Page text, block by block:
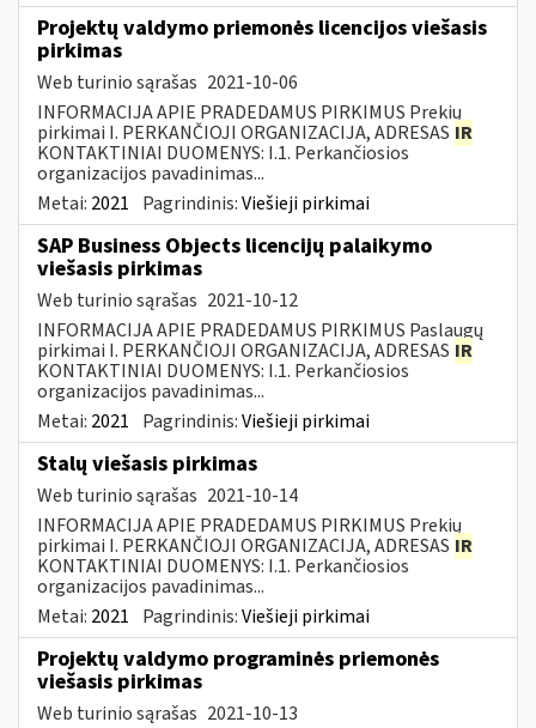
Projektų valdymo priemonės licencijos viešasis
pirkimas
Web turinio sąrašas 2021-10-06
INFORMACIJA APIE PRADEDAMUS PIRKIMUS Prekių
pirkimai I. PERKANČIOJI ORGANIZACIJA, ADRESAS IR
KONTAKTINIAI DUOMENYS: I.1. Perkančiosios
organizacijos pavadinimas...
Metai: 2021 Pagrindinis:Viešieji pirkimai
SAP Business Objects licencijų palaikymo
viešasis pirkimas
Web turinio sąrašas 2021-10-12
INFORMACIJA APIE PRADEDAMUS PIRKIMUS Paslaugų
pirkimai I. PERKANČIOJI ORGANIZACIJA, ADRESAS IR
KONTAKTINIAI DUOMENYS: I.1. Perkančiosios
organizacijos pavadinimas...
Metai: 2021 Pagrindinis:Viešieji pirkimai
Stalų viešasis pirkimas
Web turinio sąrašas 2021-10-14
INFORMACIJA APIE PRADEDAMUS PIRKIMUS Prekių
pirkimai I. PERKANČIOJI ORGANIZACIJA, ADRESAS IR
KONTAKTINIAI DUOMENYS: I.1. Perkančiosios
organizacijos pavadinimas...
Metai: 2021 Pagrindinis:Viešieji pirkimai
Projektų valdymo programinės priemonės
viešasis pirkimas
Web turinio sąrašas 2021-10-13